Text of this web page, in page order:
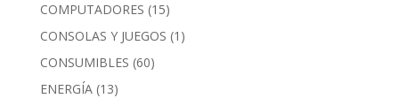
COMPUTADORES (15)
CONSOLAS Y JUEGOS (1)
CONSUMIBLES (60)
ENERGÍA (13)